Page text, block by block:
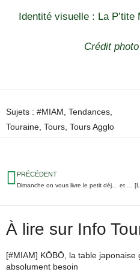
Identité visuelle : La P’tite
Crédit
Sujets : #MIAM Tendances
Touraine Tours Tours Agglo
PRÉCÉDENT
À lire sur Info
[#MIAM] KŌBŌ, la table
absolument besoin